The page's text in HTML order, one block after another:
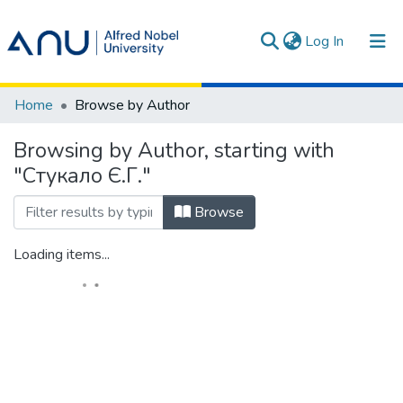
Log In (current)
Communities & Collections
All of DSpace
Terms
Home Browse by Author
Browsing by Author, starting with
"Стукало Є.Г."
Browse
Loading items...